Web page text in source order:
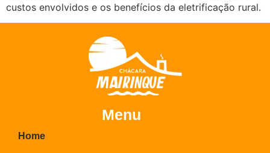
custos envolvidos e os benefícios da eletrificação rural.
Menu
Home